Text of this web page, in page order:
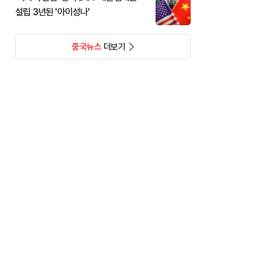
설립 3년된 '아이성나'
중국뉴스더보기